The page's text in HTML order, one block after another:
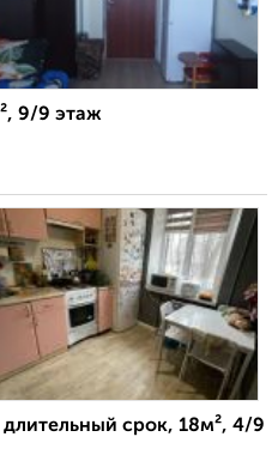
9/9 этаж
срок, 18м², 4/9